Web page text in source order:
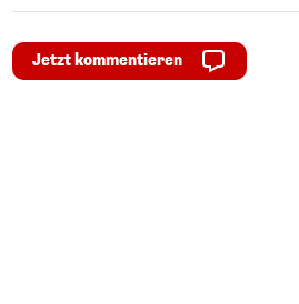
Jetzt kommentieren